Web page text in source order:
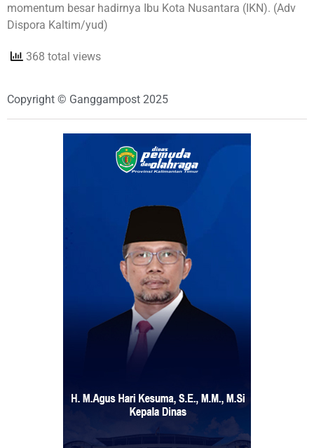
momentum besar hadirnya Ibu Kota Nusantara (IKN). (Adv
Dispora Kaltim/yud)
368 total views
Copyright © Ganggampost 2025